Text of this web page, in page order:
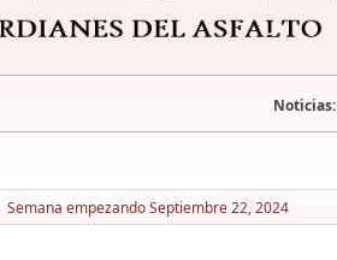
Noticias:
Semana empezando Septiembre 22, 2024